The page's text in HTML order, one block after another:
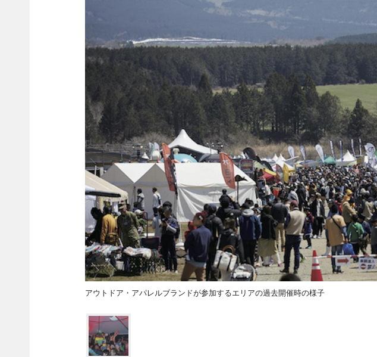
アウトドア・アパレルブランドが参加するエリアの過去開催時の様子